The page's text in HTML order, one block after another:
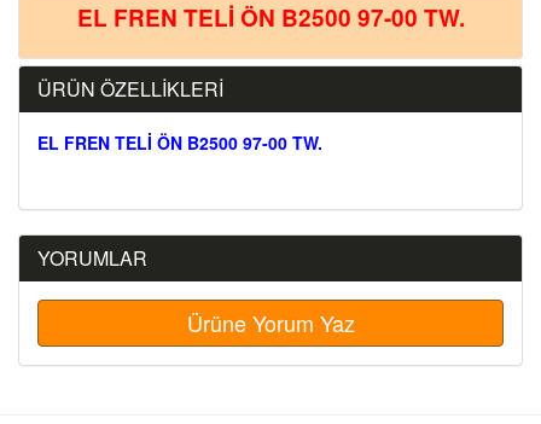
EL FREN TELİ ÖN B2500 97-00 TW.
ÜRÜN ÖZELLİKLERİ
EL FREN TELİ ÖN B2500 97-00 TW.
YORUMLAR
Ürüne Yorum Yaz